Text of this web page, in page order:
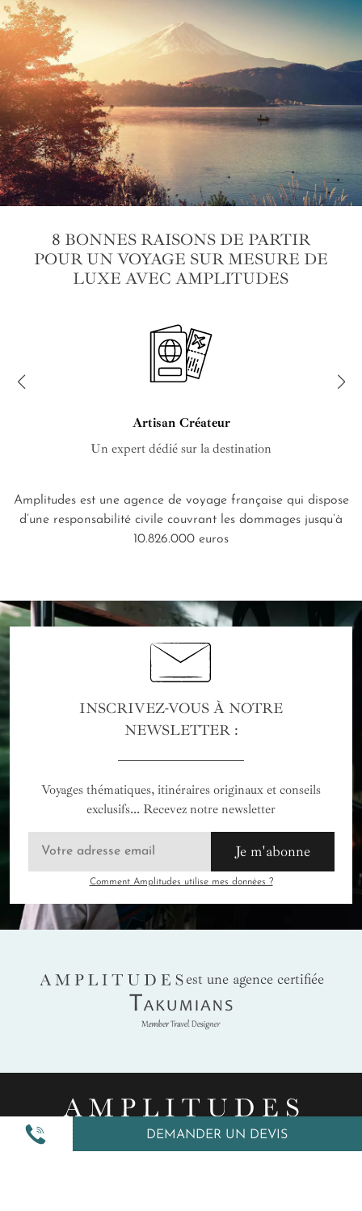
DEMANDER UN DEVIS
8 BONNES RAISONS DE PARTIR
POUR UN VOYAGE SUR MESURE DE
LUXE AVEC AMPLITUDES
Artisan Créateur
Un expert dédié sur la destination
Amplitudes est une agence de voyage française qui dispose
d’une responsabilité civile couvrant les dommages jusqu’à
10.826.000 euros
INSCRIVEZ-VOUS À NOTRE
NEWSLETTER :
Voyages thématiques, itinéraires originaux et conseils
exclusifs... Recevez notre newsletter
Je m'abonne
Comment Amplitudes utilise mes données ?
AMPLITUDES
est une agence certifiée
Takumians